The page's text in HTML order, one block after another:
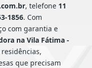
, telefone 11
1856. Com
com garantia e
na Vila Fátima -
que precisam